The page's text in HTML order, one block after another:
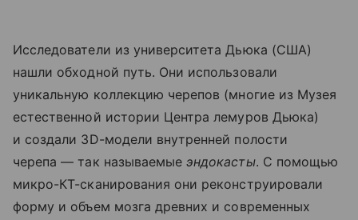
Исследователи из университета Дьюка (США)
нашли обходной путь. Они использовали
уникальную коллекцию черепов (многие из Музея
естественной истории Центра лемуров Дьюка)
и создали 3D-модели внутренней полости
черепа — так называемыеэндокасты. С помощью
микро-КТ-сканирования они реконструировали
форму и объем мозга древних и современных